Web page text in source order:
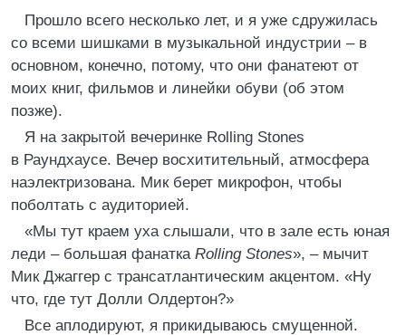
Прошло всего несколько лет, и я уже сдружилась
со всеми шишками в музыкальной индустрии – в
основном, конечно, потому, что они фанатеют от
моих книг, фильмов и линейки обуви (об этом
позже).
Я на закрытой вечеринке Rolling Stones
в Раундхаусе. Вечер восхитительный, атмосфера
наэлектризована. Мик берет микрофон, чтобы
поболтать с аудиторией.
«Мы тут краем уха слышали, что в зале есть юная
леди – большая фанатка Rolling Stones», – мычит
Мик Джаггер с трансатлантическим акцентом. «Ну
что, где тут Долли Олдертон?»
Все аплодируют, я прикидываюсь смущенной.